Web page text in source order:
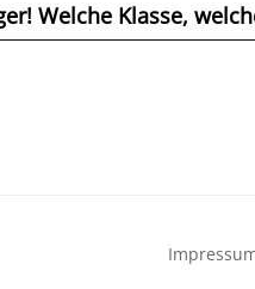
Welche Klasse,